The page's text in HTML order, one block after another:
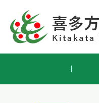
先